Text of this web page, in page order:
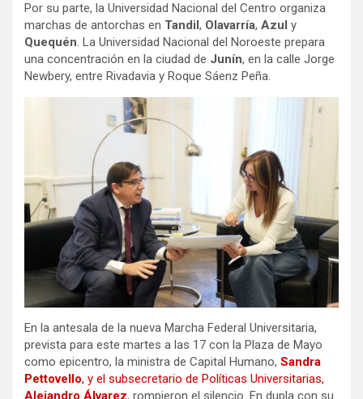
Por su parte, la Universidad Nacional del Centro organiza
marchas de antorchas en Tandil , Olavarría, Azul y
Quequén. La Universidad Nacional del Noroeste prepara
una concentración en la ciudad de Junín, en la calle Jorge
Newbery, entre Rivadavia y Roque Sáenz Peña.
En la antesala de la nueva Marcha Federal Universitaria,
prevista para este martes a las 17 con la Plaza de Mayo
como epicentro, la ministra de Capital Humano, Sandra
Pettovello, y el subsecretario de Políticas Universitarias,
Alejandro Álvarez, rompieron el silencio. En dupla con su